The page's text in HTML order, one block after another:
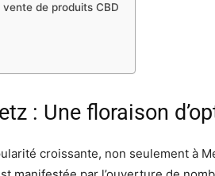
de produits CBD
: Une floraison
croissante, non seulement à